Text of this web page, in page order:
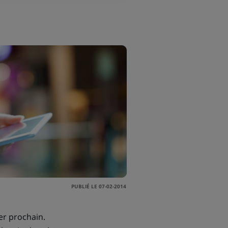
PUBLIÉ LE 07-02-2014
prochain.